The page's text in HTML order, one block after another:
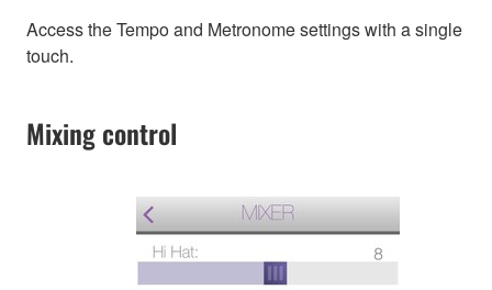
Access the Tempo and Metronome settings with a single
touch.
Mixing control